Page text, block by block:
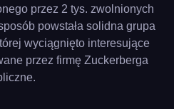
przez 2 tys. zwolnionych
powstała solidna grupa
wyciągnięto interesujące
przez firmę Zuckerberga